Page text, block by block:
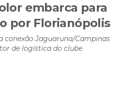
embarca para
por Florianópolis
conexão Jaguaruna/Campinas
de logística do clube